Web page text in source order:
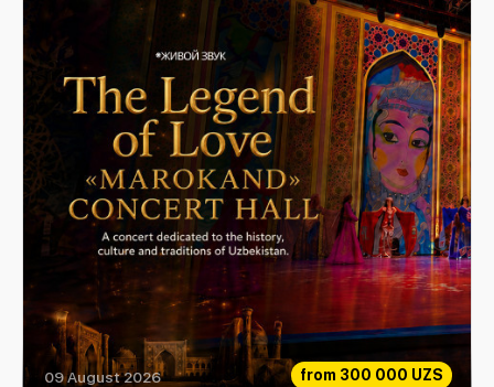
from 300 000 UZS
Love Legend
09 August 2026